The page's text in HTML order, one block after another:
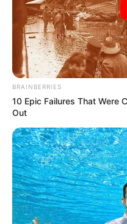
BRAINBERRIES
10 Epic Failures That Were
Out